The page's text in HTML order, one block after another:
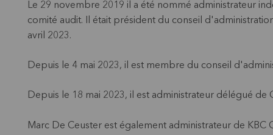
Le 29 novembre 2019 il a été nommé administrateur
comité audit. Il était président du conseil
avril 2023.
Depuis le 4 mai 2023, il est membre du conseil
Depuis le 18 mai 2023, il est administrateur délégué
Marc De Ceuster est également administrateur de KBC